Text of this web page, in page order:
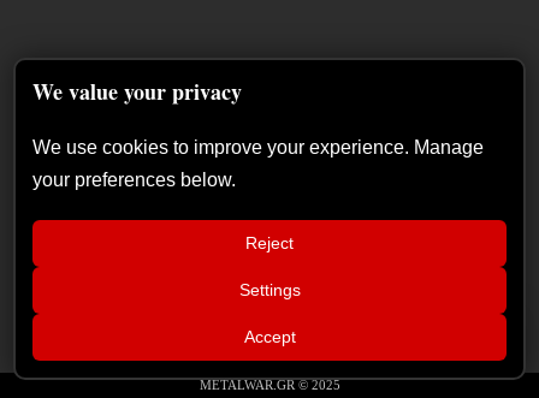
METALWAR.GR © 2025
We value your privacy
We use cookies to improve your experience. Manage
your preferences below.
Reject
Settings
Accept
Xandria – Eclipse: Κριτική άλμπουμ